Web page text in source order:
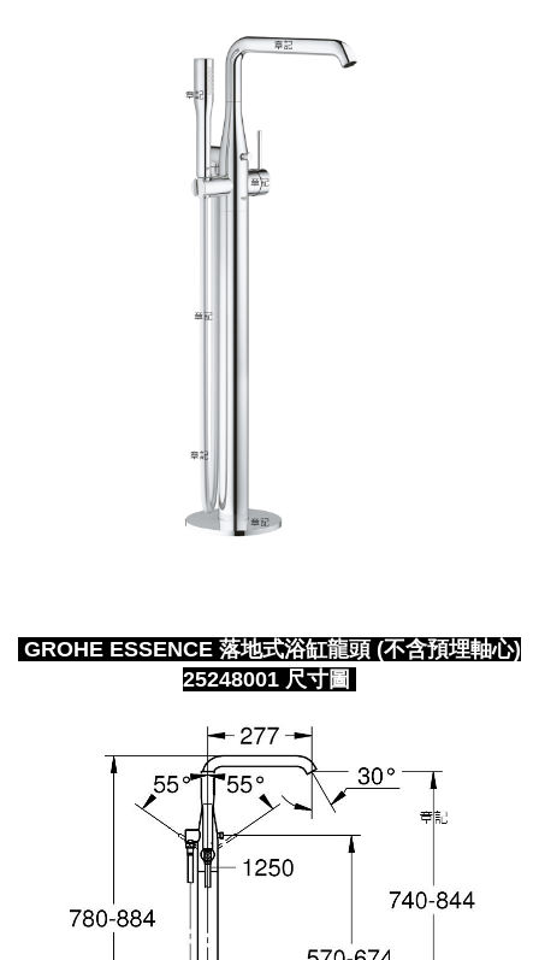
GROHE ESSENCE 落地式浴缸龍頭 (不含預埋軸心)
25248001 尺寸圖